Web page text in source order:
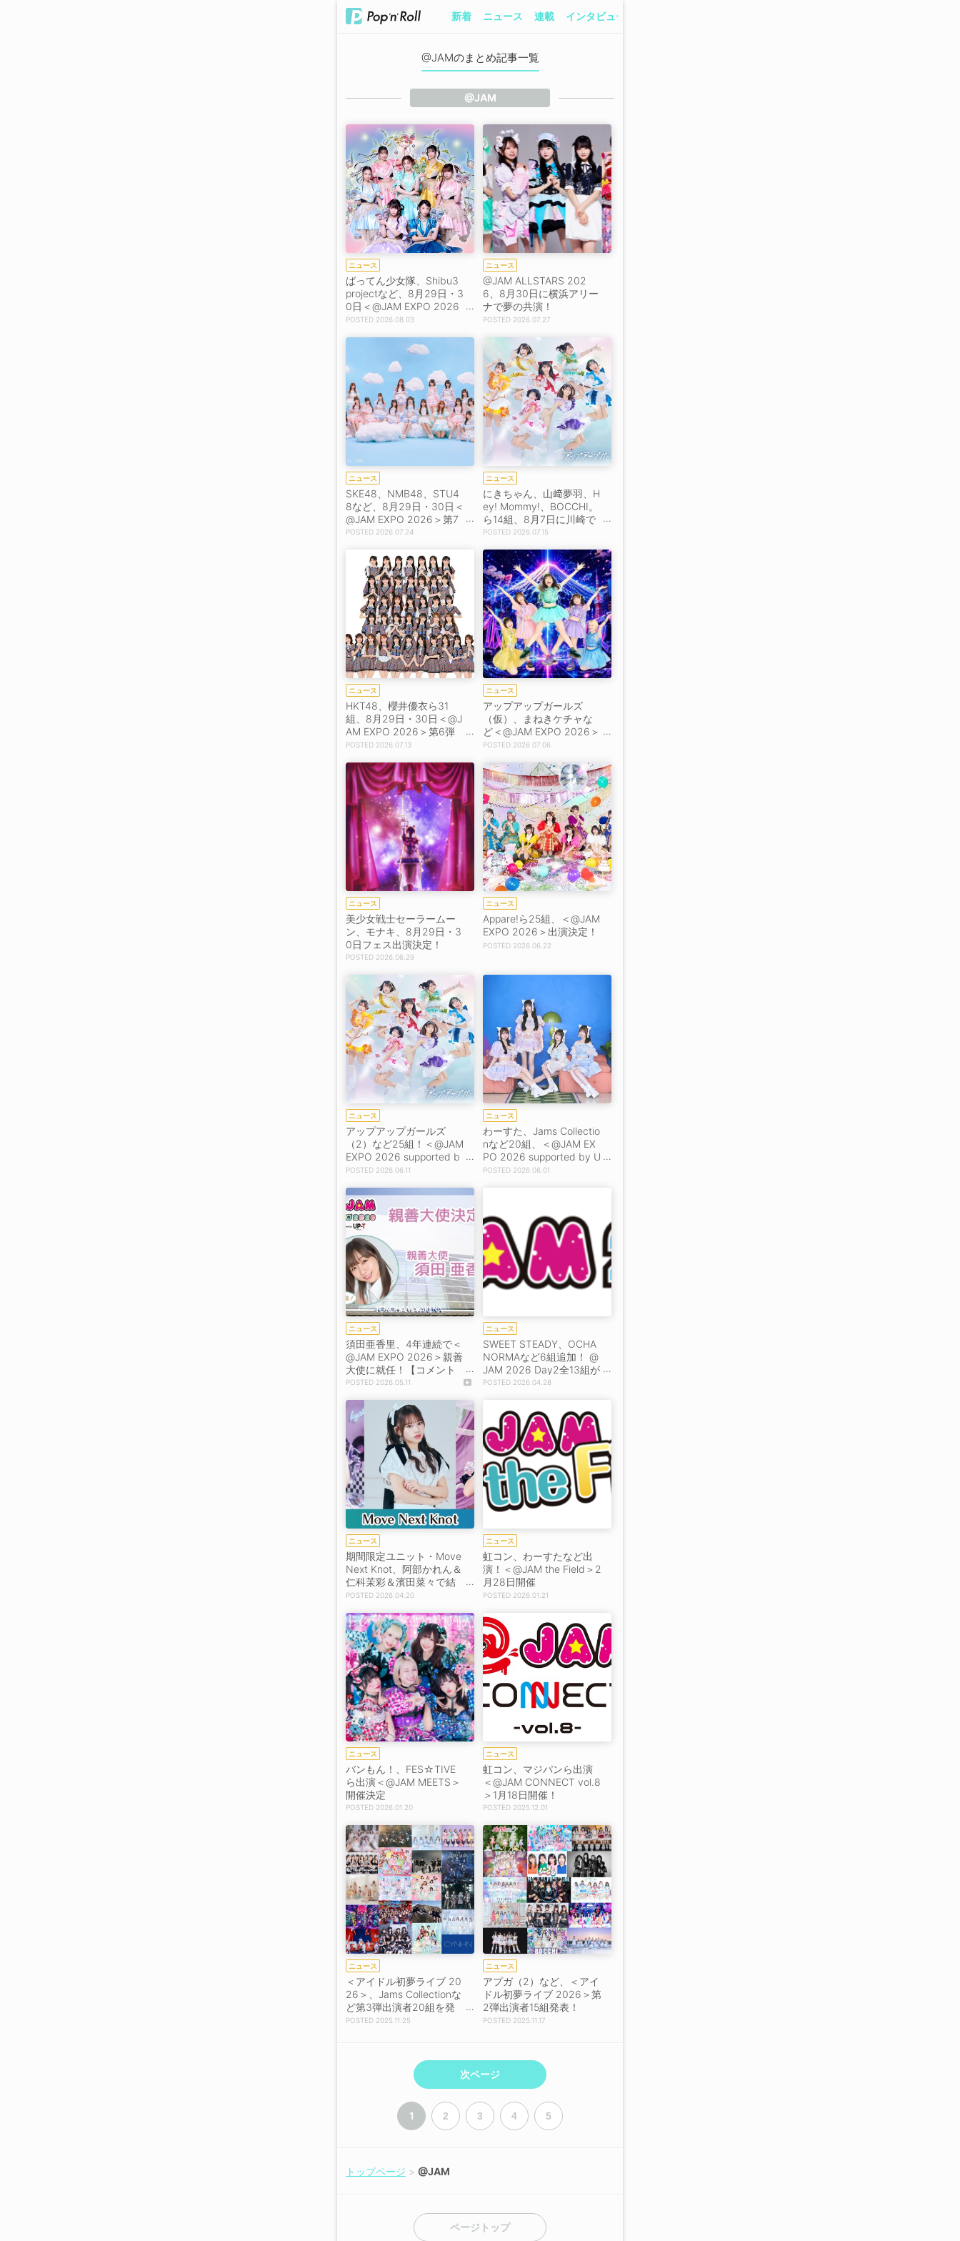
新着 ニュース 連載 インタビュー
@JAMのまとめ記事一覧
@JAM
ニュース
ばってん少女隊、Shibu3
projectなど、8月29日・3
0日＜@JAM EXPO 2026
＞第8弾出演者39組発
2026.08.03
ニュース
@JAM ALLSTARS 202
6、8月30日に横浜アリー
ナで夢の共演！
2026.07.27
ニュース
SKE48、NMB48、STU4
8など、8月29日・30日＜
@JAM EXPO 2026＞第7
弾出演者30組発表！
2026.07.24
ニュース
にきちゃん、山﨑夢羽、H
ey! Mommy!、BOCCHI。
ら14組、8月7日に川崎で
オールナイトライブ開
2026.07.15
ニュース
HKT48、櫻井優衣ら31
組、8月29日・30日＜@J
AM EXPO 2026＞第6弾
出演者31組発表！
2026.07.13
ニュース
アップアップガールズ
（仮）、まねきケチャな
ど＜@JAM EXPO 2026＞
第5弾出演者20組発表！
2026.07.06
ニュース
美少女戦士セーラームー
ン、モナキ、8月29日・3
0日フェス出演決定！
2026.06.29
ニュース
Appare!ら25組、＜@JAM
EXPO 2026＞出演決定！
2026.06.22
ニュース
アップアップガールズ
（2）など25組！＜@JAM
EXPO 2026 supported b
y UP-T＞第2弾出演者発
2026.06.11
ニュース
わーすた、Jams Collectio
nなど20組、＜@JAM EX
PO 2026 supported by U
P-T＞第1弾出演者発表！
2026.06.01
ニュース
須田亜香里、4年連続で＜
@JAM EXPO 2026＞親善
大使に就任！【コメント
あり】 2026.05.11
ニュース
SWEET STEADY、OCHA
NORMAなど6組追加！ @
JAM 2026 Day2全13組が
出揃う！2026.04.28
ニュース
期間限定ユニット・Move
Next Knot、阿部かれん＆
仁科茉彩＆濱田菜々で結
成！
2026.04.20
ニュース
虹コン、わーすたなど出
演！＜@JAM the Field＞2
月28日開催
2026.01.21
ニュース
バンもん！、FES☆TIVE
ら出演＜@JAM MEETS＞
開催決定
2026.01.20
ニュース
虹コン、マジパンら出演
＜@JAM CONNECT vol.8
＞1月18日開催！
2025.12.01
ニュース
＜アイドル初夢ライブ 20
26＞、Jams Collectionな
ど第3弾出演者20組を発
表！
2025.11.25
ニュース
アプガ（2）など、＜アイ
ドル初夢ライブ 2026＞第
2弾出演者15組発表！
2025.11.17
次ページ
1 2 3 4 5
トップページ @JAM
ページトップ